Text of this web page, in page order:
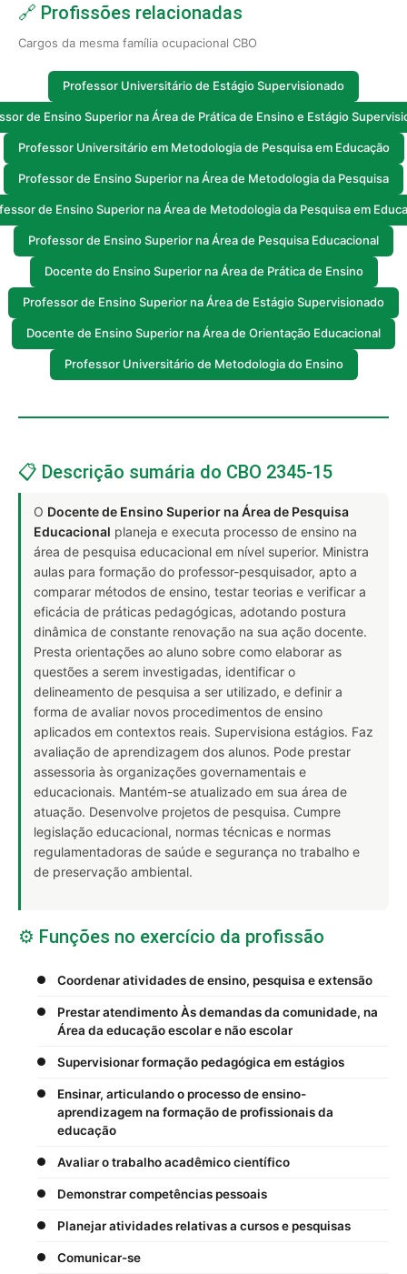
🔗 Profissões relacionadas
Cargos da mesma família ocupacional CBO
Professor Universitário de Estágio Supervisionado
de Ensino Superior na Área de Prática de Ensino e Estágio
Professor Universitário em Metodologia de Pesquisa em Educação
Professor de Ensino Superior na Área de Metodologia da Pesquisa
de Ensino Superior na Área de Metodologia da Pesquisa em
Professor de Ensino Superior na Área de Pesquisa Educacional
Docente do Ensino Superior na Área de Prática de Ensino
Professor de Ensino Superior na Área de Estágio Supervisionado
Docente de Ensino Superior na Área de Orientação Educacional
Professor Universitário de Metodologia do Ensino
📋 Descrição sumária do CBO 2345-15
O Docente de Ensino Superior na Área de Pesquisa
Educacional planeja e executa processo de ensino na
área de pesquisa educacional em nível superior. Ministra
aulas para formação do professor-pesquisador, apto a
comparar métodos de ensino, testar teorias e verificar a
eficácia de práticas pedagógicas, adotando postura
dinâmica de constante renovação na sua ação docente.
Presta orientações ao aluno sobre como elaborar as
questões a serem investigadas, identificar o
delineamento de pesquisa a ser utilizado, e definir a
forma de avaliar novos procedimentos de ensino
aplicados em contextos reais. Supervisiona estágios. Faz
avaliação de aprendizagem dos alunos. Pode prestar
assessoria às organizações governamentais e
educacionais. Mantém-se atualizado em sua área de
atuação. Desenvolve projetos de pesquisa. Cumpre
legislação educacional, normas técnicas e normas
regulamentadoras de saúde e segurança no trabalho e
de preservação ambiental.
⚙️ Funções no exercício da profissão
Coordenar atividades de ensino, pesquisa e extensão
Prestar atendimento Às demandas da comunidade, na
Área da educação escolar e não escolar
Supervisionar formação pedagógica em estágios
Ensinar, articulando o processo de ensino-
aprendizagem na formação de profissionais da
educação
Avaliar o trabalho acadêmico científico
Demonstrar competências pessoais
Planejar atividades relativas a cursos e pesquisas
Comunicar-se